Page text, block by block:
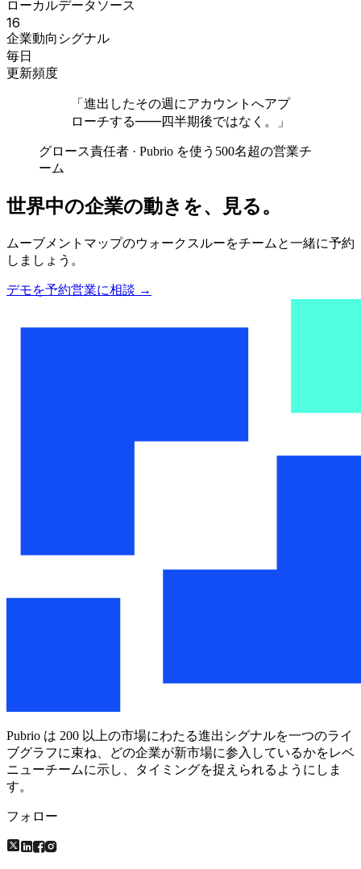
ローカルデータソース
16
企業動向シグナル
毎日
更新頻度
「進出したその週にアカウントへアプ
ローチする——四半期後ではなく。」
グロース責任者 · Pubrio を使う500名超の営業チ
ーム
世界中の企業の動きを、見る。
ムーブメントマップのウォークスルーをチームと一緒に予約
しましょう。
デモを予約営業に相談 →
Pubrio は 200 以上の市場にわたる進出シグナルを一つのライ
ブグラフに束ね、どの企業が新市場に参入しているかをレベ
ニューチームに示し、タイミングを捉えられるようにしま
す。
フォロー